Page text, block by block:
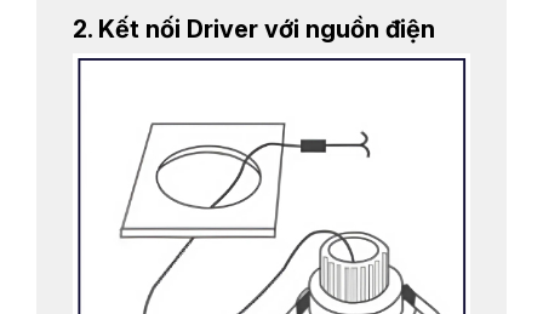
2. Kết nối Driver với nguồn điện